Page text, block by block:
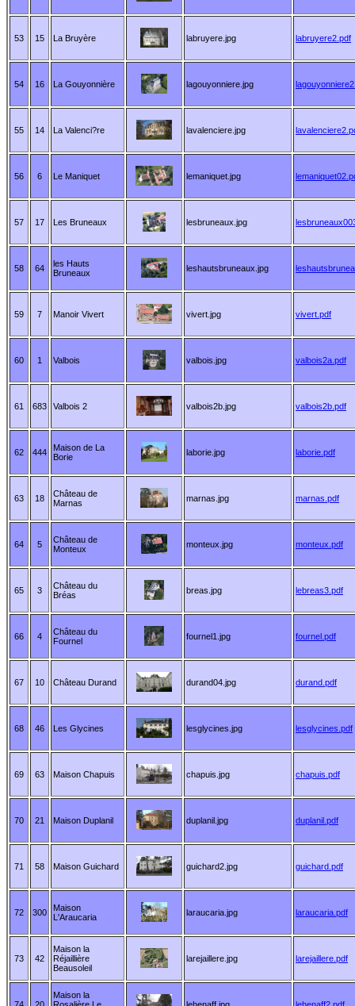
53 15 La Bruyère labruyere.jpg labruyere2.pdf
54 16 La Gouyonnière lagouyonniere.jpg
55 14 La Valenci?re lavalenciere.jpg
56 6 Le Maniquet lemaniquet.jpg
57 17 Les Bruneaux lesbruneaux.jpg
58 64
les Hauts
Bruneaux
leshautsbruneaux.jpg
59 7 Manoir Vivert vivert.jpg vivert.pdf
60 1 Valbois valbois.jpg valbois2a.pdf
61 683 Valbois 2 valbois2b.jpg valbois2b.pdf
62 444
Maison de La
Borie
laborie.jpg laborie.pdf
63 18
Château de
Marnas
marnas.jpg marnas.pdf
64 5
Château de
Monteux
monteux.jpg monteux.pdf
65 3
Château du
Bréas
breas.jpg lebreas3.pdf
66 4
Château du
Fournel
fournel1.jpg fournel.pdf
67 10 Château Durand durand04.jpg durand.pdf
68 46 Les Glycines lesglycines.jpg lesglycines.pdf
69 63 Maison Chapuis chapuis.jpg chapuis.pdf
70 21 Maison Duplanil duplanil.jpg duplanil.pdf
71 58 Maison Guichard guichard2.jpg guichard.pdf
72 300
Maison
L'Araucaria
laraucaria.jpg laraucaria.pdf
73 42
Maison la
Réjaillière
Beausoleil
larejaillere.jpg larejaillere.pdf
Maison la